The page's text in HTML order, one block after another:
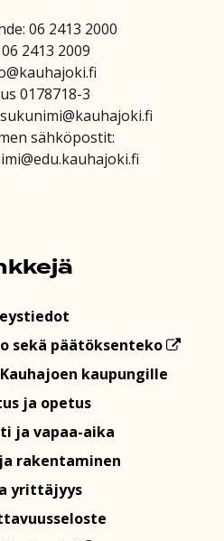
06 2413 2000
2413 2009
0178718-3
sähköpostit:
sekä päätöksenteko
kaupungille
ja opetus
ja vapaa-aika
rakentaminen
yrittäjyys